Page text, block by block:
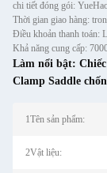
chi tiết đóng gói:
Thời gian giao hàng:
Điều khoản thanh toán:
Khả năng cung cấp:
Làm nổi bật:
Clamp Saddle
1Tên sản phẩm:
2Vật liệu: